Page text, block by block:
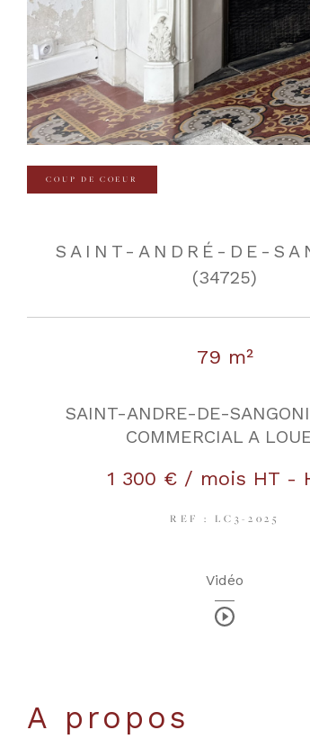
COUP DE COEUR
SAINT-ANDRÉ-DE-
(34725)
79 m²
SAINT-ANDRE-DE-
COMMERCIAL A
1 300 € / mois HT -
REF : LC3-2025
Vidéo
a propos